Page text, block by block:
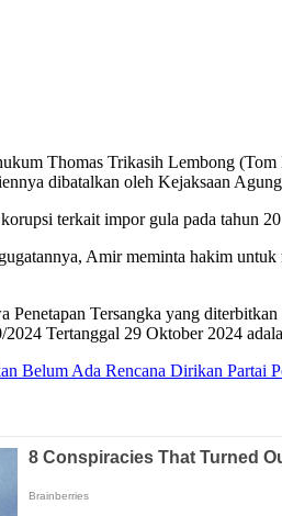
Thomas Trikasih Lembong
dibatalkan oleh Kejaksaan
terkait impor gula pada tahun
Amir meminta hakim
Penetapan Tersangka yang
Tertanggal 29 Oktober 2024
Belum Ada Rencana Dirikan Partai